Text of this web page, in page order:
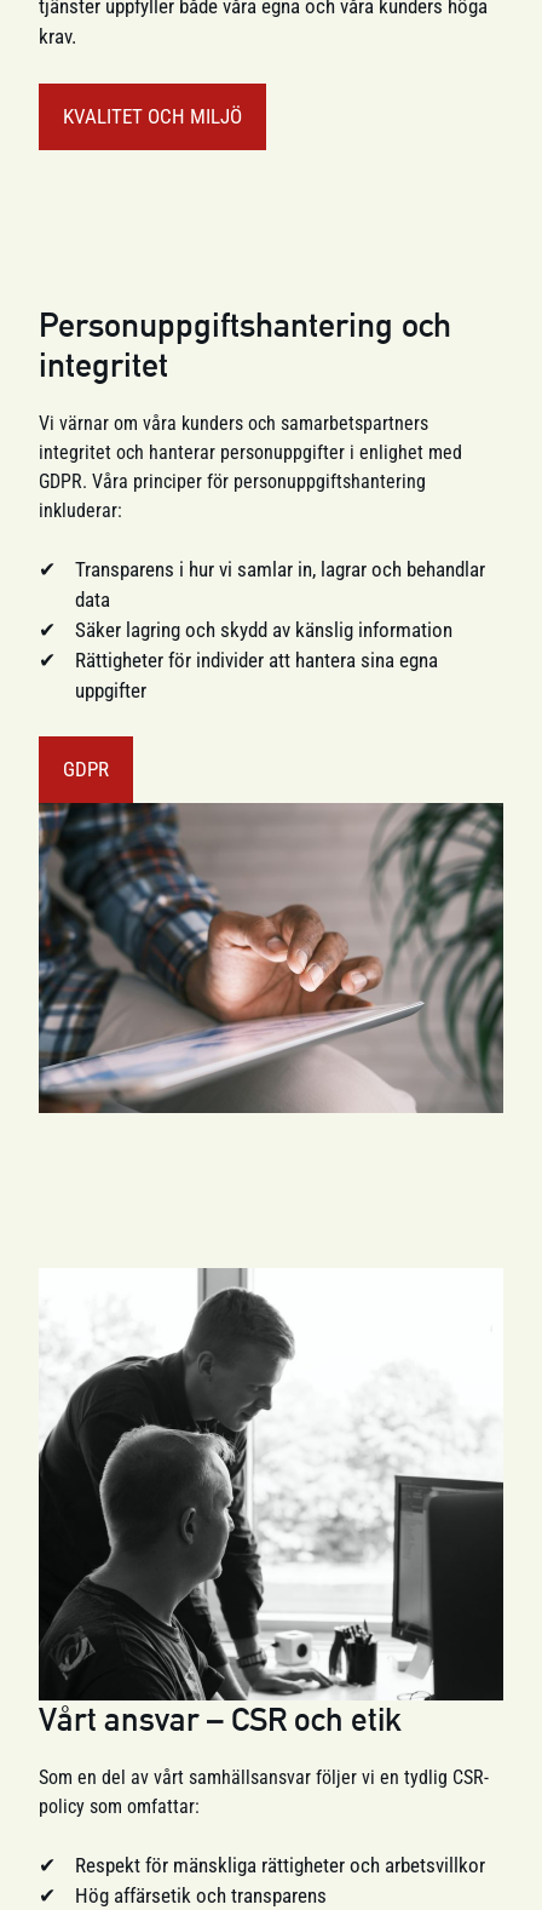
tjänster uppfyller både våra egna och våra kunders höga
krav.
KVALITET OCH MILJÖ
Personuppgiftshantering och
integritet
Vi värnar om våra kunders och samarbetspartners
integritet och hanterar personuppgifter i enlighet med
GDPR. Våra principer för personuppgiftshantering
inkluderar:
Transparens i hur vi samlar in, lagrar och behandlar
data
Säker lagring och skydd av känslig information
Rättigheter för individer att hantera sina egna
uppgifter
GDPR
Vårt ansvar – CSR och etik
Som en del av vårt samhällsansvar följer vi en tydlig CSR-
policy som omfattar:
Respekt för mänskliga rättigheter och arbetsvillkor
Hög affärsetik och transparens